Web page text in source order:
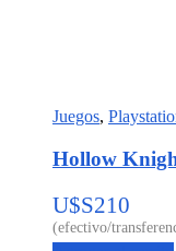
Juegos,
Hollow
U$S210